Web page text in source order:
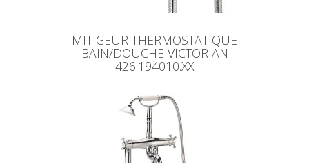
MITIGEUR THERMOSTATIQUE
BAIN/DOUCHE VICTORIAN
426.194010.XX